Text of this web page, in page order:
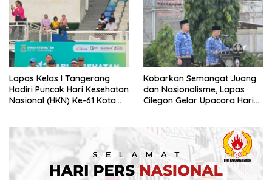
Lapas Kelas I Tangerang
Hadiri Puncak Hari Kesehatan
Nasional (HKN) Ke-61 Kota
Kobarkan Semangat Juang
dan Nasionalisme, Lapas
Cilegon Gelar Upacara Hari